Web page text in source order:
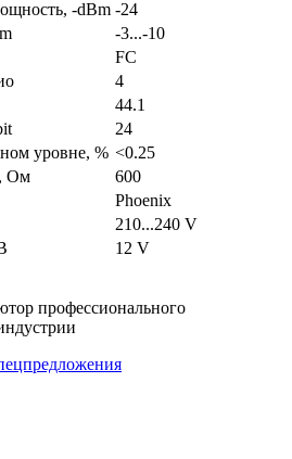
-dBm -24
-3...-10
FC
4
44.1
24
уровне, % <0.25
Ом
600
Phoenix
210...240 V
12 V
профессионального